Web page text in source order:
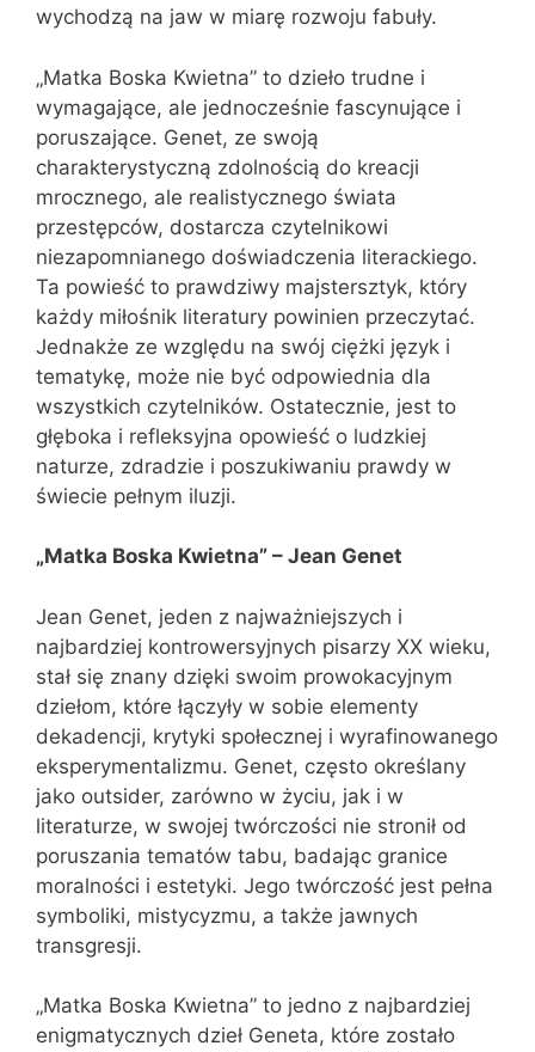
wychodzą na jaw w miarę rozwoju fabuły.
„Matka Boska Kwietna” to dzieło trudne i
wymagające, ale jednocześnie fascynujące i
poruszające. Genet, ze swoją
charakterystyczną zdolnością do kreacji
mrocznego, ale realistycznego świata
przestępców, dostarcza czytelnikowi
niezapomnianego doświadczenia literackiego.
Ta powieść to prawdziwy majstersztyk, który
każdy miłośnik literatury powinien przeczytać.
Jednakże ze względu na swój ciężki język i
tematykę, może nie być odpowiednia dla
wszystkich czytelników. Ostatecznie, jest to
głęboka i refleksyjna opowieść o ludzkiej
naturze, zdradzie i poszukiwaniu prawdy w
świecie pełnym iluzji.
„Matka Boska Kwietna” – Jean Genet
Jean Genet, jeden z najważniejszych i
najbardziej kontrowersyjnych pisarzy XX wieku,
stał się znany dzięki swoim prowokacyjnym
dziełom, które łączyły w sobie elementy
dekadencji, krytyki społecznej i wyrafinowanego
eksperymentalizmu. Genet, często określany
jako outsider, zarówno w życiu, jak i w
literaturze, w swojej twórczości nie stronił od
poruszania tematów tabu, badając granice
moralności i estetyki. Jego twórczość jest pełna
symboliki, mistycyzmu, a także jawnych
transgresji.
„Matka Boska Kwietna” to jedno z najbardziej
enigmatycznych dzieł Geneta, które zostało